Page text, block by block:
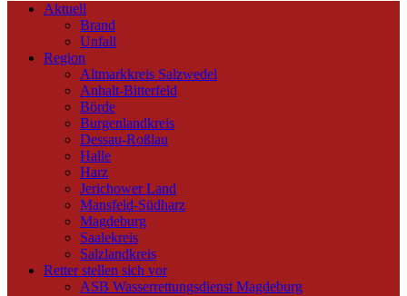
Aktuell
Brand
Unfall
Region
Altmarkkreis Salzwedel
Anhalt-Bitterfeld
Börde
Burgenlandkreis
Dessau-Roßlau
Halle
Harz
Jerichower Land
Mansfeld-Südharz
Magdeburg
Saalekreis
Salzlandkreis
Retter stellen sich vor
ASB Wasserrettungsdienst Magdeburg